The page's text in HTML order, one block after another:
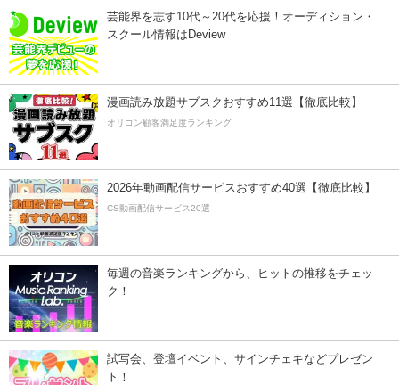
芸能界を志す10代～20代を応援！オーディション・
スクール情報はDeview
漫画読み放題サブスクおすすめ11選【徹底比較】
オリコン顧客満足度ランキング
2026年動画配信サービスおすすめ40選【徹底比較】
CS動画配信サービス20選
毎週の音楽ランキングから、ヒットの推移をチェッ
ク！
試写会、登壇イベント、サインチェキなどプレゼン
ト！